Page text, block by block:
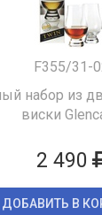
F355/31-
набор из
виски
2 490
ДОБАВИТЬ В